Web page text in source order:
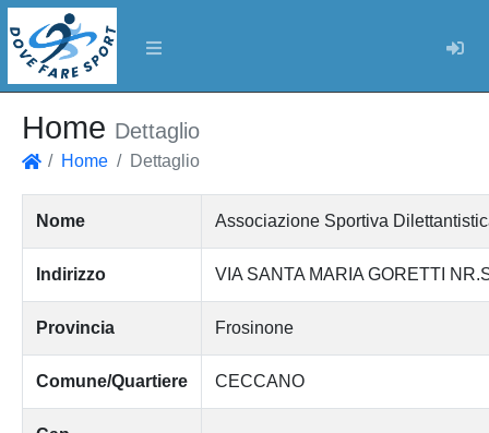
Home Dettaglio
Home Dettaglio
Nome Associazione Sportiva
Indirizzo VIA SANTA MARIA GORETTI
Provincia Frosinone
Comune/Quartiere CECCANO